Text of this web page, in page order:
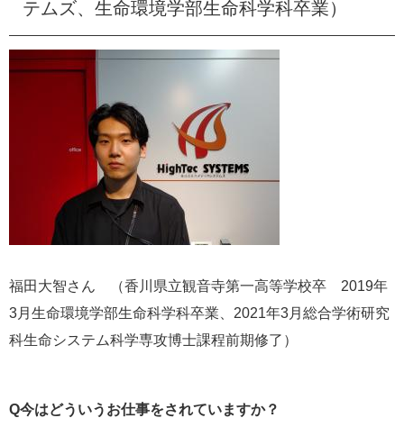
テムズ、生命環境学部生命科学科卒業）
福田大智さん （香川県立観音寺第一高等学校卒 2019年
3月生命環境学部生命科学科卒業、2021年3月総合学術研究
科生命システム科学専攻博士課程前期修了） ​​
Q今はどういうお仕事をされていますか？